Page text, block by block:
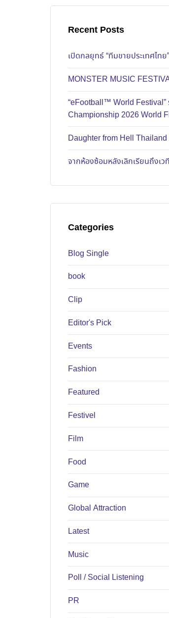
Recent Posts
เปิดกลยุทธ์ “ทีมขายประเทศไท
MONSTER MUSIC
“eFootball™ World
Championship 2026 World
Daughter from Hell
จากห้องซ้อมหลังเลิกเรียนถึงเ
Categories
Blog Single
book
Clip
Editor's Pick
Events
Fashion
Featured
Festivel
Film
Food
Game
Global Attraction
Latest
Music
Poll / Social Listening
PR